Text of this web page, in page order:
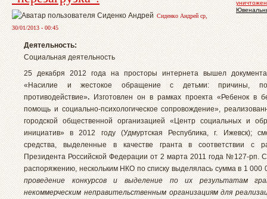
Сиденко Андрей ср,
30/01/2013 - 00:45
Деятельность:
Социальная деятельность
25 декабря 2012 года на просторы интернета вышел
«Насилие и жестокое обращение с детьми: причины,
противодействие». Изготовлен он в рамках проекта «Ребенок в
помощь и социально-психологическое сопровождение»,
городской общественной организацией «Центр социальных и
инициатив» в 2012 году (Удмуртская Республика, г. Ижевск);
средства, выделенные в качестве гранта в соответствии с
Президента Российской Федерации от 2 марта 2011 года №127-рп.
распоряжению, нескольким НКО по списку выделялась сумма в 1 000
проведение конкурсов и выделение по их результатам
некоммерческим неправительственным организациям для